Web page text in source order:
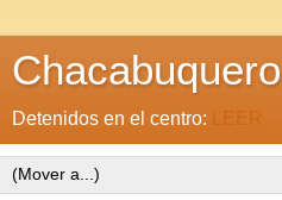
Chacabuquero
Detenidos en el centro: LEER